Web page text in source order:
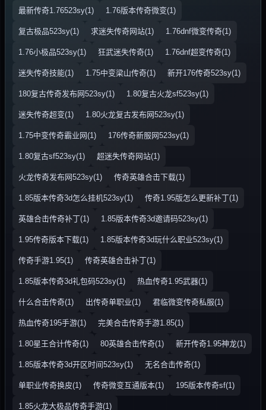
最新传奇1.76523sy(1) 1.76版本传奇微变(1)
复古极品523sy(1) 求迷失传奇网站(1) 1.76dnf微变传奇(1)
1.76小极品523sy(1) 狂武迷失传奇(1) 1.76dnf超变传奇(1)
迷失传奇技能(1) 1.75中变梁山传奇(1) 新开176传奇523sy(1)
180复古传奇发布网523sy(1) 1.80复古火龙sf523sy(1)
迷失传奇超变(1) 1.80火龙复古发布网523sy(1)
1.75中变传奇霸业网(1) 176传奇新服网523sy(1)
1.80复古sf523sy(1) 超迷失传奇网站(1)
火龙传奇发布网523sy(1) 传奇英雄合击下载(1)
1.85版本传奇3d怎么挂机523sy(1) 传奇1.95版怎么更新补丁(1)
英雄合击传奇补丁(1) 1.85版本传奇3d邀请码523sy(1)
1.95传奇版本下载(1) 1.85版本传奇3d玩什么职业523sy(1)
传奇手游1.95(1) 传奇英雄合击补丁(1)
1.85版本传奇3d礼包码523sy(1) 热血传奇1.95武器(1)
什么合击传奇(1) 出传奇单职业(1) 君临微变传奇私服(1)
热血传奇195手游(1) 完美合击传奇手游1.85(1)
1.80星王合计传奇(1) 80英雄合击传奇(1) 新开传奇1.95神龙(1)
1.85版本传奇3d开区时间523sy(1) 无名合击传奇(1)
单职业传奇换皮(1) 传奇微变互通版本(1) 195版本传奇sf(1)
1.85火龙大极品传奇手游(1)